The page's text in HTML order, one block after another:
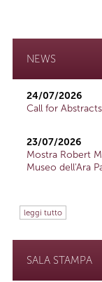
NEWS
24/07/2026
Call for
23/07/2026
Mostra Robert
Museo dell'Ara
leggi tutto
SALA STAMPA